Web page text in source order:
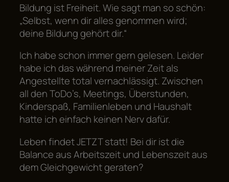
Bildung ist Freiheit. Wie sagt man so schön:
„Selbst, wenn dir alles genommen wird;
deine Bildung gehört dir.“
Ich habe schon immer gern gelesen. Leider
habe ich das während meiner Zeit als
Angestellte total vernachlässigt. Zwischen
all den ToDo’s, Meetings, Überstunden,
Kinderspaß, Familienleben und Haushalt
hatte ich einfach keinen Nerv dafür.
Leben findet JETZT statt! Bei dir ist die
Balance aus Arbeitszeit und Lebenszeit aus
dem Gleichgewicht geraten?